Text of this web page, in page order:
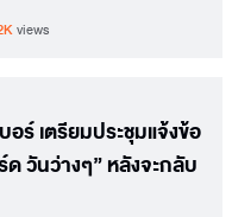
views
อร์ เตรียมประชุมแจ้งข้อ
ด วันว่างๆ” หลังจะกลับ